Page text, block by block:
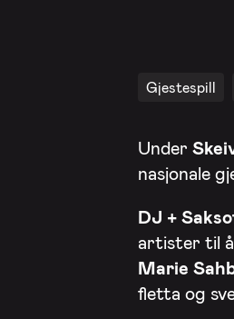
Gjestespill
Under
nasjonale
DJ +
artister til
Marie
fletta og